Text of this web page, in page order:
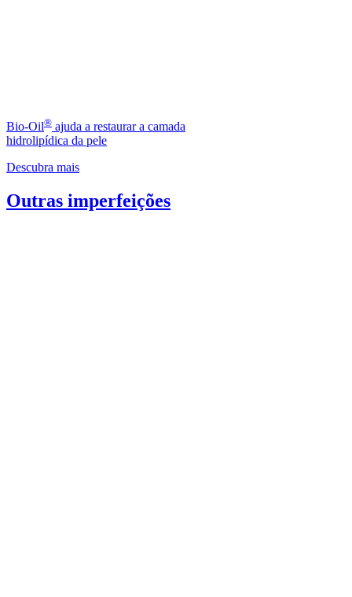
Bio-Oil® ajuda a restaurar a camada
hidrolipídica da pele
Descubra mais
Outras imperfeições